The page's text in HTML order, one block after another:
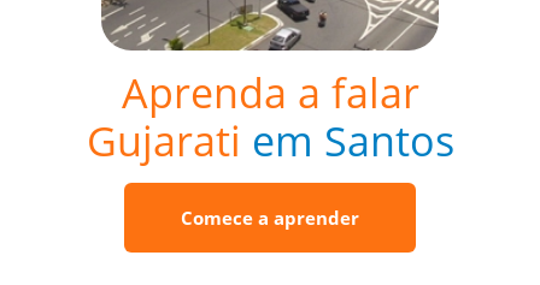
Aprenda a falar
Gujarati em Santos
Comece a aprender